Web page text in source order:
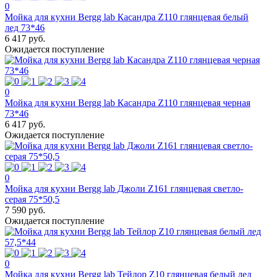
0
Мойка для кухни Bergg lab Касандра Z110 глянцевая белый
лед 73*46
6 417 руб.
Ожидается поступление
0
Мойка для кухни Bergg lab Касандра Z110 глянцевая черная
73*46
6 417 руб.
Ожидается поступление
0
Мойка для кухни Bergg lab Джоли Z161 глянцевая светло-
серая 75*50,5
7 590 руб.
Ожидается поступление
0
Мойка для кухни Bergg lab Тейлор Z10 глянцевая белый лед